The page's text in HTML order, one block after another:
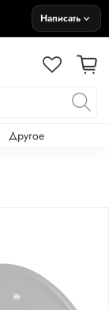
Написать
Другое